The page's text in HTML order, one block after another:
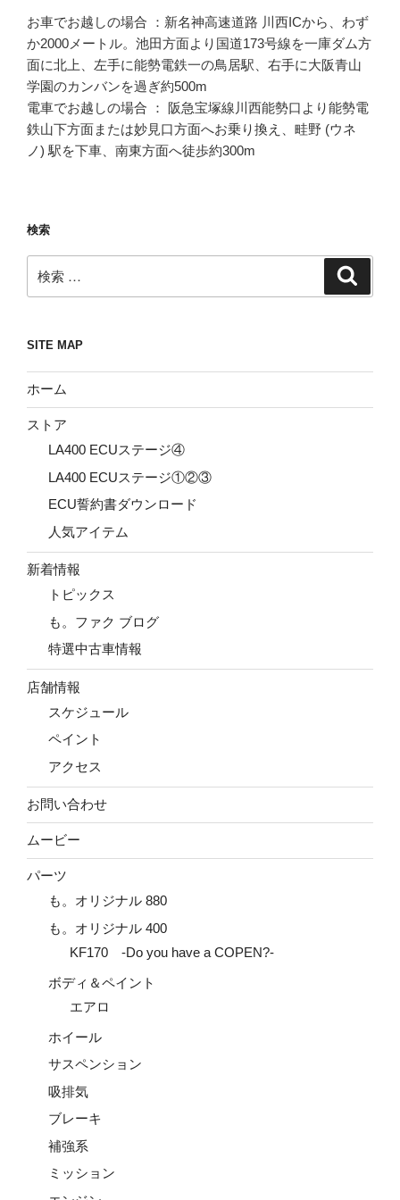
お車でお越しの場合 ：新名神高速道路 川西ICから、わず
か2000メートル。池田方面より国道173号線を一庫ダム方
面に北上、左手に能勢電鉄一の鳥居駅、右手に大阪青山
学園のカンバンを過ぎ約500m
電車でお越しの場合 ： 阪急宝塚線川西能勢口より能勢電
鉄山下方面または妙見口方面へお乗り換え、畦野 (ウネ
ノ) 駅を下車、南東方面へ徒歩約300m
検索
索:
SITE MAP
ホーム
ストア
LA400 ECUステージ④
LA400 ECUステージ①②③
ECU誓約書ダウンロード
人気アイテム
新着情報
トピックス
も。ファク ブログ
特選中古車情報
店舗情報
スケジュール
ペイント
アクセス
お問い合わせ
ムービー
パーツ
も。オリジナル 880
も。オリジナル 400
KF170 -Do you have a COPEN?-
ボディ＆ペイント
エアロ
ホイール
サスペンション
吸排気
ブレーキ
補強系
ミッション